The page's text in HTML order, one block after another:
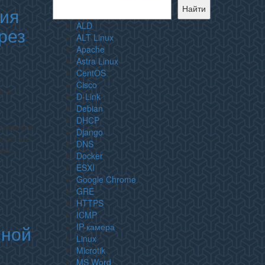
и
и
Найти
ALD
ALT Linux
Apache
Astra Linux
CentOS
Cisco
D-Link
Debian
DHCP
Django
DNS
Docker
ESXI
Google Chrome
GRE
HTTPS
ICMP
IP-камера
Linux
Microtik
MS Word